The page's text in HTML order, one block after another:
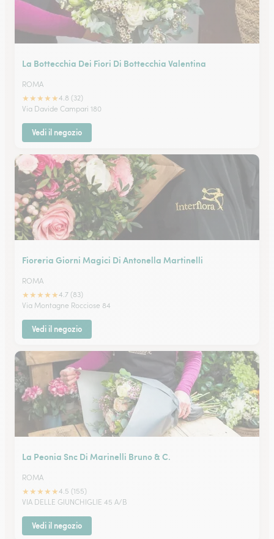
La Bottecchia Dei Fiori Di Bottecchia Valentina
ROMA
★★★★★4.8 (32)
Via Davide Campari 180
Vedi il negozio
Fioreria Giorni Magici Di Antonella Martinelli
ROMA
★★★★★4.7 (83)
Via Montagne Rocciose 84
Vedi il negozio
La Peonia Snc Di Marinelli Bruno & C.
ROMA
★★★★★4.5 (155)
VIA DELLE GIUNCHIGLIE 45 A/B
Vedi il negozio